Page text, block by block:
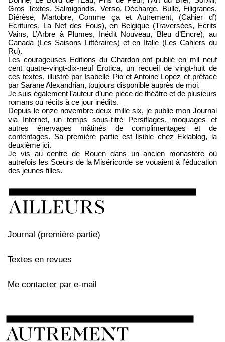
Gros Textes, Salmigondis, Verso, Décharge, Bulle, Filigranes,
Diérèse, Martobre, Comme ça et Autrement, (Cahier d’)
Ecritures, La Nef des Fous), en Belgique (Traversées, Ecrits
Vains, L’Arbre à Plumes, Inédit Nouveau, Bleu d’Encre), au
Canada (Les Saisons Littéraires) et en Italie (Les Cahiers du
Ru).
Les courageuses Editions du Chardon ont publié en mil neuf
cent quatre-vingt-dix-neuf Erotica, un recueil de vingt-huit de
ces textes, illustré par Isabelle Pio et Antoine Lopez et préfacé
par Sarane Alexandrian, toujours disponible auprès de moi.
Je suis également l’auteur d’une pièce de théâtre et de plusieurs
romans ou récits à ce jour inédits.
Depuis le onze novembre deux mille six, je publie mon Journal
via Internet, un temps sous-titré Persiflages, moquages et
autres énervages mâtinés de complimentages et de
contentages. Sa première partie est lisible chez Eklablog, la
deuxième ici.
Je vis au centre de Rouen dans un ancien monastère où
autrefois les Sœurs de la Miséricorde se vouaient à l’éducation
des jeunes filles.
Journal (première partie)
Textes en revues
Me contacter par e-mail